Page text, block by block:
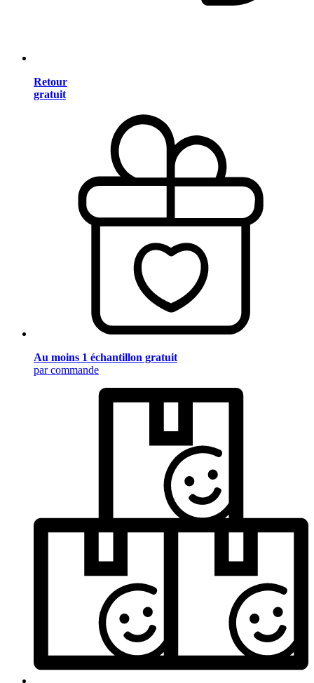
Retour
gratuit
Au moins 1 échantillon gratuit
par commande